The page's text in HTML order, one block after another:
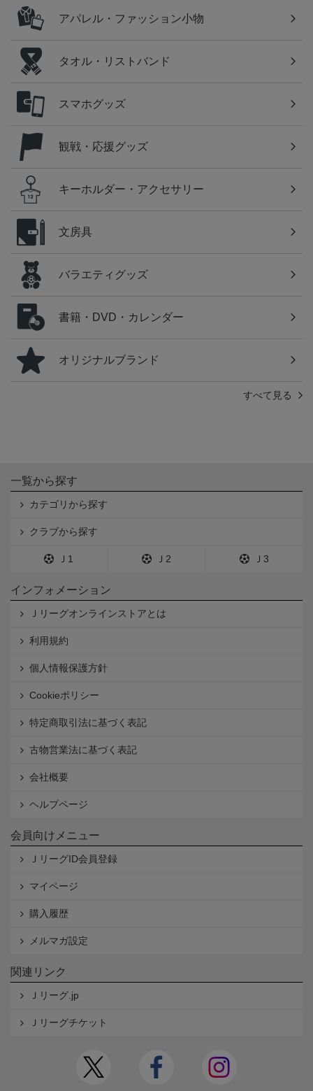
アパレル・ファッション小物
タオル・リストバンド
スマホグッズ
観戦・応援グッズ
キーホルダー・アクセサリー
文房具
バラエティグッズ
書籍・DVD・カレンダー
オリジナルブランド
すべて見る
一覧から探す
カテゴリから探す
クラブから探す
Ｊ1 Ｊ2 Ｊ3
インフォメーション
Ｊリーグオンラインストアとは
利用規約
個人情報保護方針
Cookieポリシー
特定商取引法に基づく表記
古物営業法に基づく表記
会社概要
ヘルプページ
会員向けメニュー
ＪリーグID会員登録
マイページ
購入履歴
メルマガ設定
関連リンク
Ｊリーグ.jp
Ｊリーグチケット